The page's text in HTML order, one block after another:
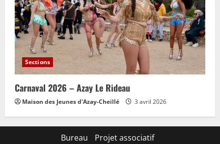
Sections
Carnaval 2026 – Azay Le Rideau
Maison des Jeunes d'Azay-Cheillé 3 avril 2026
Bureau Projet associatif